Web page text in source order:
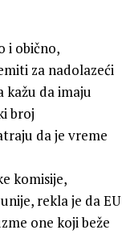
i obično,
za nadolazeći
kažu da imaju
broj
da je vreme
komisije,
rekla je da EU
one koji beže